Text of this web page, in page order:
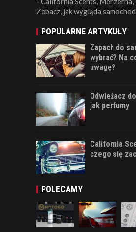
Zobacz, jak wygląda
POPULARNE ARTYKUŁY
Zapach do
wybrać? Na
uwagę?
Odwieżacz
jak perfumy
California
czego się
POLECAMY